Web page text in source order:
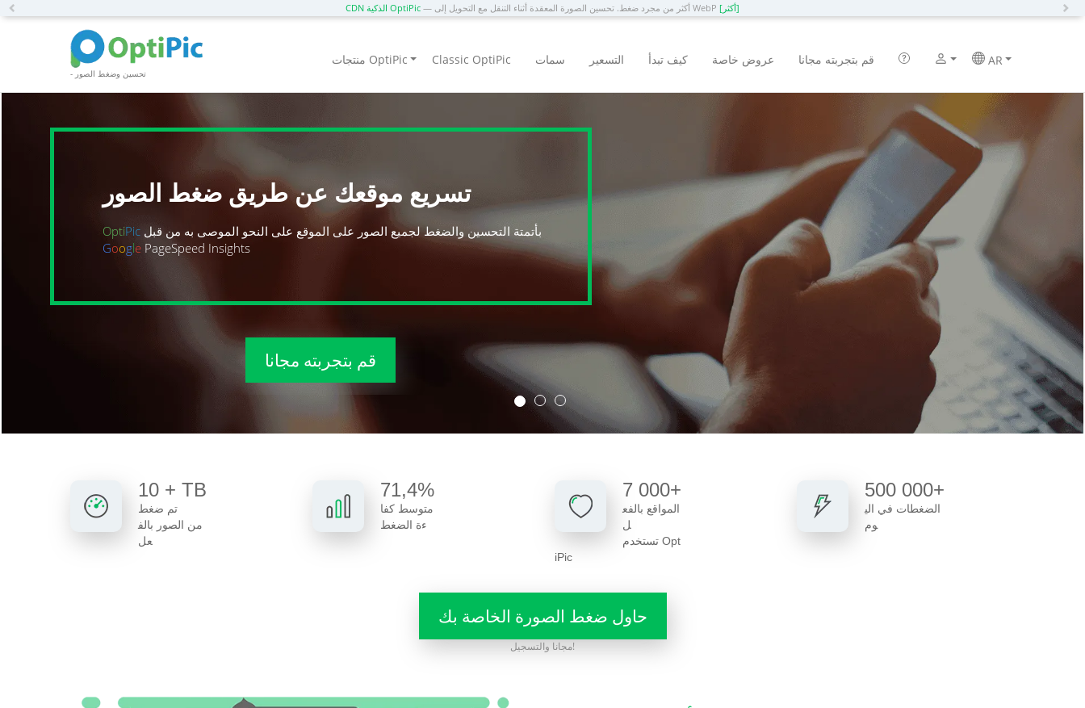
CDN الذكية OptiPic — أكثر من مجرد ضغط. تحسين الصورة المعقدة أثناء التنقل مع التحويل إلى WebP [أكثر]
- تحسين وضغط الصور
منتجات OptiPic Classic OptiPic سمات التسعير كيف تبدأ عروض خاصة قم بتجربته مجانا AR
تسريع موقعك عن طريق ضغط الصور
OptiPic بأتمتة التحسين والضغط لجميع الصور على الموقع على النحو الموصى به من قبل
GooglePageSpeed Insights
قم بتجربته مجانا
10 + TB
تم ضغط
من الصور بالف
عل
71,4%
متوسط كفا
ءة الضغط
7 000+
المواقع بالفع
ل
تستخدم Opt
iPic
500 000+
الضغطات في الي
وم
حاول ضغط الصورة الخاصة بك
مجانا والتسجيل!